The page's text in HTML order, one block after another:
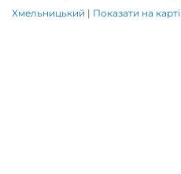
Хмельницький | Показати на карті